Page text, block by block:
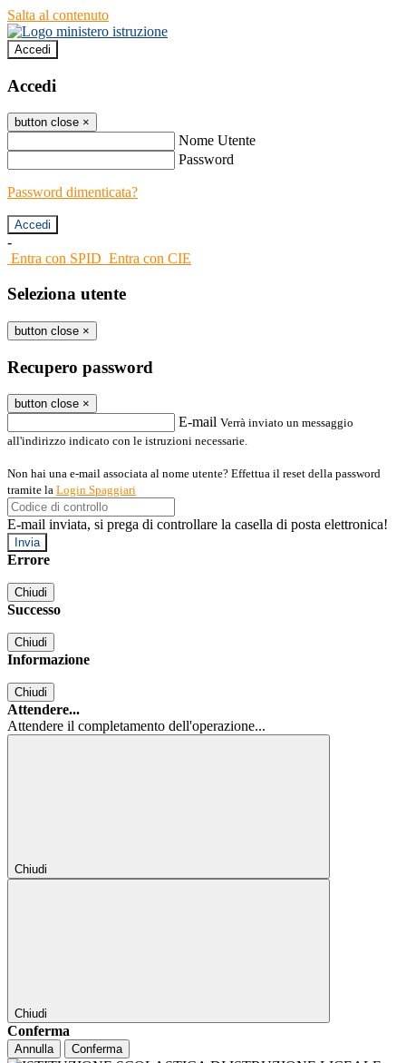
Salta al contenuto
Accedi
Accedi
button close ×
Nome Utente
Password
Password dimenticata?
-
Entra con SPID Entra con CIE
Seleziona utente
button close ×
Recupero password
button close ×
E-mail Verrà inviato un messaggio
all'indirizzo indicato con le istruzioni necessarie.
Non hai una e-mail associata al nome utente? Effettua il reset della password
tramite la Login Spaggiari
E-mail inviata, si prega di controllare la casella di posta elettronica!
Errore
Chiudi
Successo
Chiudi
Informazione
Chiudi
Attendere...
Attendere il completamento dell'operazione...
Chiudi
Chiudi
Conferma
Annulla Conferma